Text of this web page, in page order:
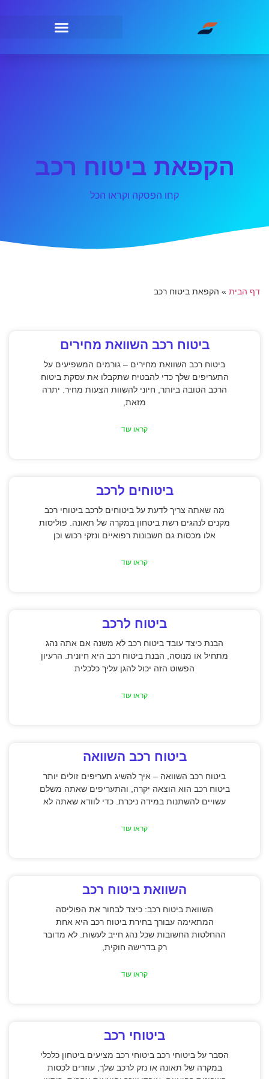
הקפאת ביטוח רכב
קחו הפסקה וקראו הכל
דף הבית » הקפאת ביטוח רכב
ביטוח רכב השוואת מחירים
ביטוח רכב השוואת מחירים – גורמים המשפיעים על
התעריפים שלך כדי להבטיח שתקבלו את עסקת ביטוח
הרכב הטובה ביותר, חיוני להשוות הצעות מחיר. יתרה
מזאת,
קראו עוד
ביטוחים לרכב
מה שאתה צריך לדעת על ביטוחים לרכב ביטוחי רכב
מקנים לנהגים רשת ביטחון במקרה של תאונה. פוליסות
אלו מכסות גם חשבונות רפואיים ונזקי רכוש וכן
קראו עוד
ביטוח לרכב
הבנת כיצד עובד ביטוח רכב לא משנה אם אתה נהג
מתחיל או מנוסה, הבנת ביטוח רכב היא חיונית. הרעיון
הפשוט הזה יכול להגן עליך כלכלית
קראו עוד
ביטוח רכב השוואה
ביטוח רכב השוואה – איך להשיג תעריפים זולים יותר
ביטוח רכב הוא הוצאה יקרה, והתעריפים שאתה משלם
עשויים להשתנות במידה ניכרת. כדי לוודא שאתה לא
קראו עוד
השוואת ביטוח רכב
השוואת ביטוח רכב: כיצד לבחור את הפוליסה
המתאימה עבורך בחירת ביטוח רכב היא אחת
ההחלטות החשובות שכל נהג חייב לעשות. לא מדובר
רק בדרישה חוקית,
קראו עוד
ביטוחי רכב
הסבר על ביטוחי רכב ביטוחי רכב מציעים ביטחון כלכלי
במקרה של תאונה או נזק לרכב שלך, עוזרים לכסות